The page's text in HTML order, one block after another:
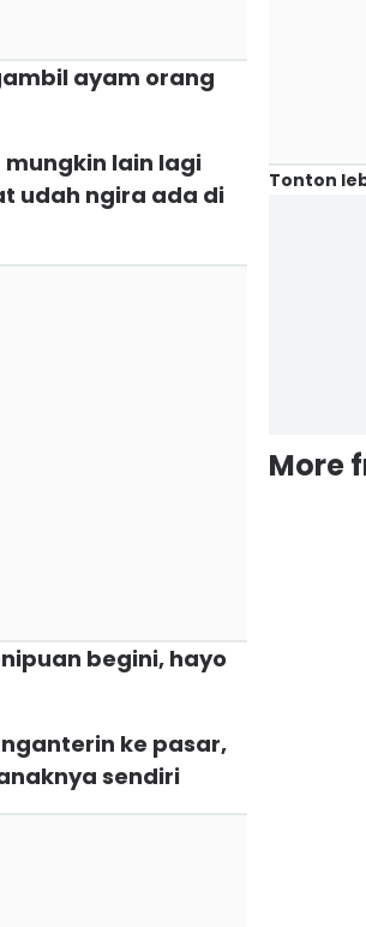
ayam orang
lain lagi
udah ngira ada di
begini, hayo
ke pasar,
sendiri
Tonton
More